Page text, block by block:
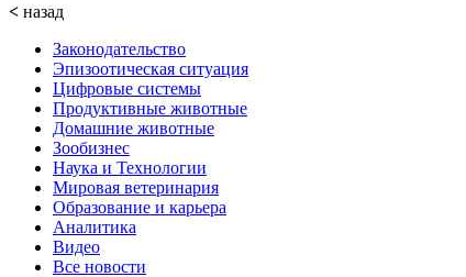
< назад
Законодательство
Эпизоотическая ситуация
Цифровые системы
Продуктивные животные
Домашние животные
Зообизнес
Наука и Технологии
Мировая ветеринария
Образование и карьера
Аналитика
Видео
Все новости